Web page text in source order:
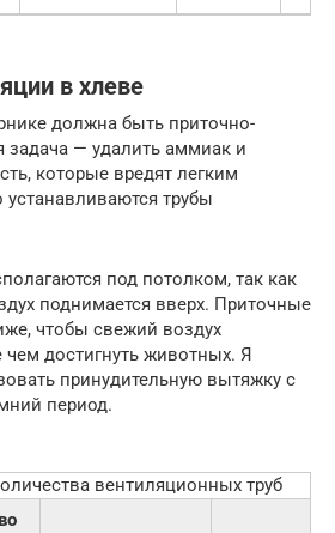
в хлеве
должна быть приточно-
— удалить аммиак и
которые вредят легким
трубы
под потолком, так как
поднимается вверх. Приточные
чтобы свежий воздух
чем достигнуть животных. Я
принудительную вытяжку с
период.
вентиляционных труб